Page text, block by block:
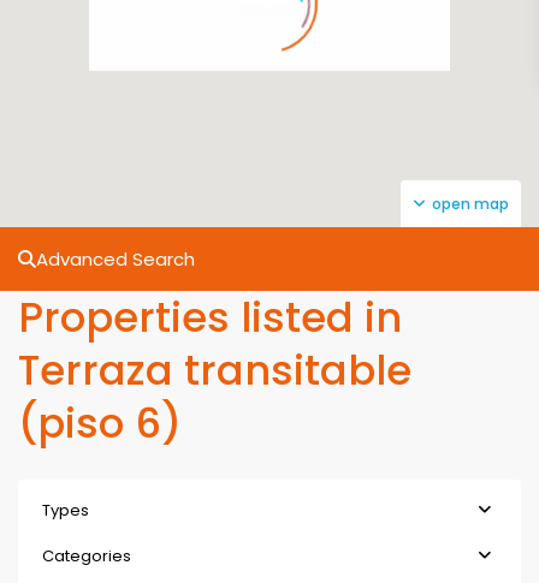
open map
Advanced Search
Properties listed in
Terraza transitable
(piso 6)
Types
Categories